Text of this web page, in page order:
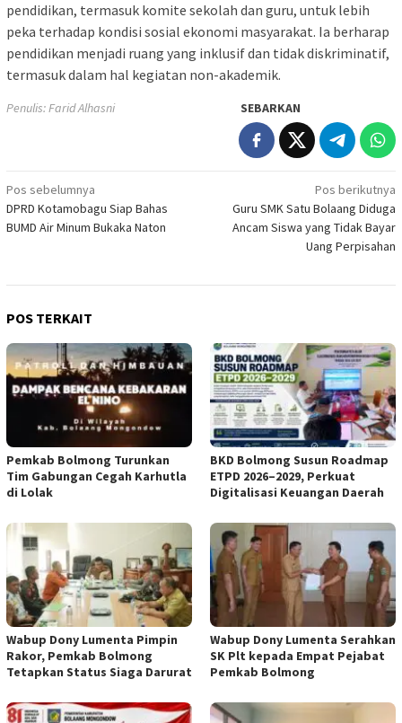
pendidikan, termasuk komite sekolah dan guru, untuk lebih
peka terhadap kondisi sosial ekonomi masyarakat. Ia berharap
pendidikan menjadi ruang yang inklusif dan tidak diskriminatif,
termasuk dalam hal kegiatan non-akademik.
Penulis: Farid Alhasni SEBARKAN
Navigasi
pos
Pos sebelumnya
DPRD Kotamobagu Siap Bahas
BUMD Air Minum Bukaka Naton
Pos berikutnya
Guru SMK Satu Bolaang Diduga
Ancam Siswa yang Tidak Bayar
Uang Perpisahan
POS TERKAIT
Pemkab Bolmong Turunkan
Tim Gabungan Cegah Karhutla
di Lolak
BKD Bolmong Susun Roadmap
ETPD 2026–2029, Perkuat
Digitalisasi Keuangan Daerah
Wabup Dony Lumenta Pimpin
Rakor, Pemkab Bolmong
Tetapkan Status Siaga Darurat
Wabup Dony Lumenta Serahkan
SK Plt kepada Empat Pejabat
Pemkab Bolmong